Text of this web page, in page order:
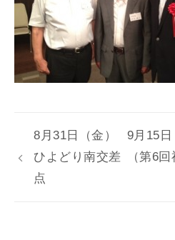
8月31日（金）
ひよどり南交差
点
9月15
（第6